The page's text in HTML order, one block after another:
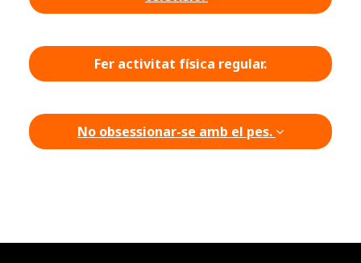
Fer activitat física regular.
No obsessionar-se amb el pes.